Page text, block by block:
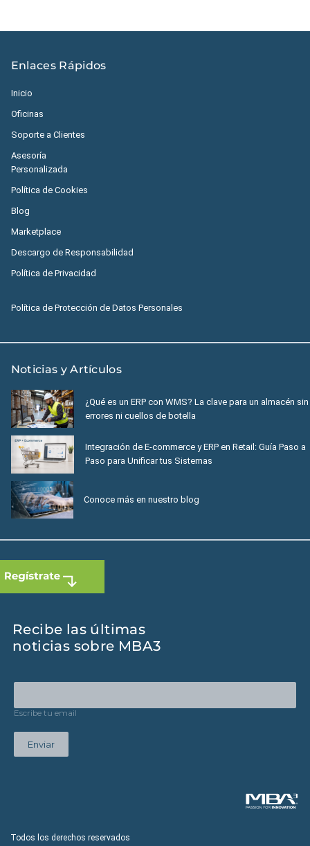
Enlaces Rápidos
Inicio
Oficinas
Soporte a Clientes
Asesoría
Personalizada
Política de Cookies
Blog
Marketplace
Descargo de Responsabilidad
Política de Privacidad
Política de Protección de Datos Personales
Noticias y Artículos
¿Qué es un ERP con WMS? La clave para un almacén sin
errores ni cuellos de botella
Integración de E-commerce y ERP en Retail: Guía Paso a
Paso para Unificar tus Sistemas
Conoce más en nuestro blog
Recibe las últimas
noticias sobre MBA3
Escribe tu email
Enviar
Todos los derechos reservados